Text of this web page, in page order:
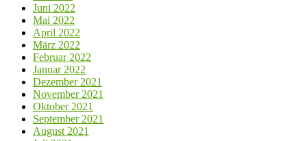
Juni 2022
Mai 2022
April 2022
März 2022
Februar 2022
Januar 2022
Dezember 2021
November 2021
Oktober 2021
September 2021
August 2021